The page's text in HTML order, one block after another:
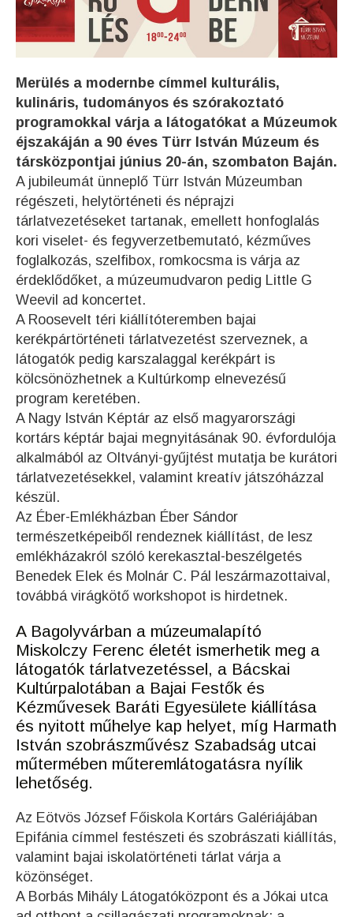
Merülés a modernbe címmel kulturális,
kulináris, tudományos és szórakoztató
programokkal várja a látogatókat a Múzeumok
éjszakáján a 90 éves Türr István Múzeum és
társközpontjai június 20-án, szombaton Baján.
A jubileumát ünneplő Türr István Múzeumban
régészeti, helytörténeti és néprajzi
tárlatvezetéseket tartanak, emellett honfoglalás
kori viselet- és fegyverzetbemutató, kézműves
foglalkozás, szelfibox, romkocsma is várja az
érdeklődőket, a múzeumudvaron pedig Little G
Weevil ad koncertet.
A Roosevelt téri kiállítóteremben bajai
kerékpártörténeti tárlatvezetést szerveznek, a
látogatók pedig karszalaggal kerékpárt is
kölcsönözhetnek a Kultúrkomp elnevezésű
program keretében.
A Nagy István Képtár az első magyarországi
kortárs képtár bajai megnyitásának 90. évfordulója
alkalmából az Oltványi-gyűjtést mutatja be kurátori
tárlatvezetésekkel, valamint kreatív játszóházzal
készül.
Az Éber-Emlékházban Éber Sándor
természetképeiből rendeznek kiállítást, de lesz
emlékházakról szóló kerekasztal-beszélgetés
Benedek Elek és Molnár C. Pál leszármazottaival,
továbbá virágkötő workshopot is hirdetnek.
A Bagolyvárban a múzeumalapító
Miskolczy Ferenc életét ismerhetik meg a
látogatók tárlatvezetéssel, a Bácskai
Kultúrpalotában a Bajai Festők és
Kézművesek Baráti Egyesülete kiállítása
és nyitott műhelye kap helyet, míg Harmath
István szobrászművész Szabadság utcai
műtermében műteremlátogatásra nyílik
lehetőség.
Az Eötvös József Főiskola Kortárs Galériájában
Epifánia címmel festészeti és szobrászati kiállítás,
valamint bajai iskolatörténeti tárlat várja a
közönséget.
A Borbás Mihály Látogatóközpont és a Jókai utca